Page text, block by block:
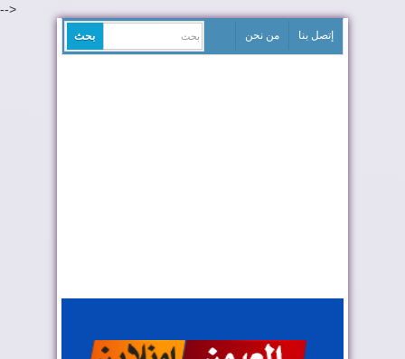
-->
إتصل بنا من نحن